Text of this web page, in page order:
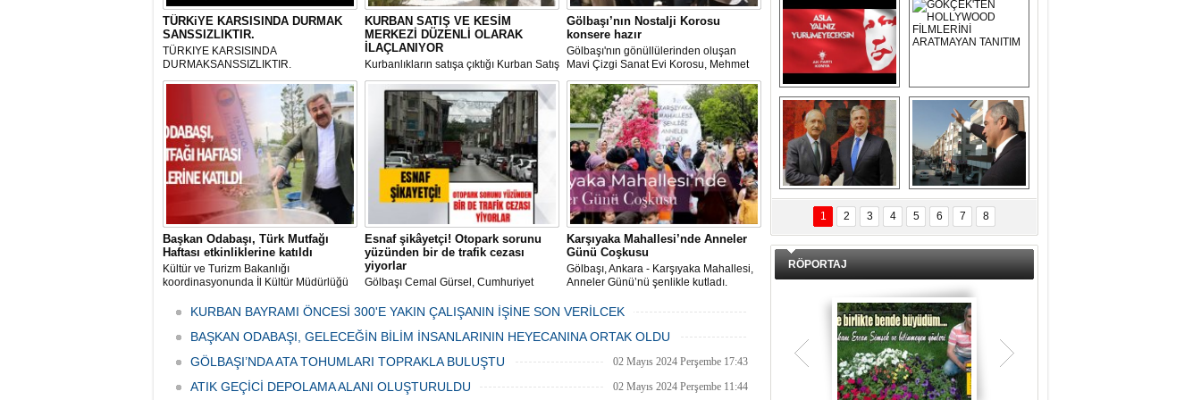
TÜRKiYE KARSISINDA DURMAK
SANSSIZLIKTIR.
TÜRKIYE KARSISINDA
DURMAKSANSSIZLIKTIR.
KURBAN SATIŞ VE KESİM
MERKEZİ DÜZENLİ OLARAK
İLAÇLANIYOR
Kurbanlıkların satışa çıktığı Kurban Satış
ve Kesim Merkezi, haşere ve
mikropların önüne geçilmesi amacıyla
her gün Gölbaşı Belediyesi ekipleri
tarafından düzenli olarak ilaçlanıyor.
Gölbaşı’nın Nostalji Korosu
konsere hazır
Gölbaşı'nın gönüllülerinden oluşan
Mavi Çizgi Sanat Evi Korosu, Mehmet
Akif Ersoy Kültür Merkezi’nde vereceği
konsere hızır.
Başkan Odabaşı, Türk Mutfağı
Haftası etkinliklerine katıldı
Kültür ve Turizm Bakanlığı
koordinasyonunda İl Kültür Müdürlüğü
Haftası" etkinlikleri Ankara'da devam
Esnaf şikâyetçi! Otopark sorunu
yüzünden bir de trafik cezası
yiyorlar
Gölbaşı Cemal Gürsel, Cumhuriyet
bulunan esnaf ve alışverişe gelen
vatandaşlar park cezaları yüzünden
canından bezdi.
Karşıyaka Mahallesi’nde Anneler
Günü Coşkusu
Gölbaşı, Ankara - Karşıyaka Mahallesi,
Anneler Günü’nü şenlikle kutladı.
öncülüğünde düzenlenen 1. Karşıyaka
KURBAN BAYRAMI ÖNCESİ 300'E YAKIN ÇALIŞANIN İŞİNE SON VERİLCEK
06 Mayıs 2024 Pazartesi 15:47
BAŞKAN ODABAŞI, GELECEĞİN BİLİM İNSANLARININ HEYECANINA ORTAK OLDU
06 Mayıs 2024 Pazartesi 15:31
GÖLBAŞI’NDA ATA TOHUMLARI TOPRAKLA BULUŞTU 02 Mayıs 2024 Perşembe 17:43
ATIK GEÇİCİ DEPOLAMA ALANI OLUŞTURULDU 02 Mayıs 2024 Perşembe 11:44
Asla Yalnız
Yürümeyeceksin
Uzun Adam
GÖKÇEK'TEN
HOLLYWOOD
FİLMLERİNİ
ARATMAYAN
TANITIM
DAL İÇERİ ZÜBÜK!
ERCAN ŞİMŞEK
GÖLBAŞI'NDA
KASIRGA ETKİSİ
YARATTI !
1 2 3 4 5 6 7 8
RÖPORTAJ
Teşrik tekbiri nedir? Ne anlama gelir?